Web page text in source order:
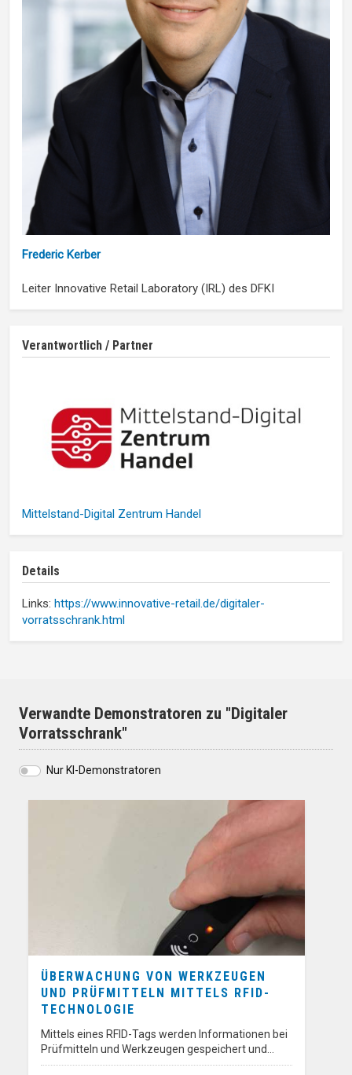
Frederic Kerber
Leiter Innovative Retail Laboratory (IRL) des DFKI
Verantwortlich / Partner
Mittelstand-Digital Zentrum Handel
Details
Links: https://www.innovative-retail.de/digitaler-
vorratsschrank.html
Verwandte Demonstratoren zu "Digitaler
Vorratsschrank"
Nur KI-Demonstratoren
ÜBERWACHUNG VON WERKZEUGEN
UND PRÜFMITTELN MITTELS RFID-
TECHNOLOGIE
Mittels eines RFID-Tags werden Informationen bei
Prüfmitteln und Werkzeugen gespeichert und…